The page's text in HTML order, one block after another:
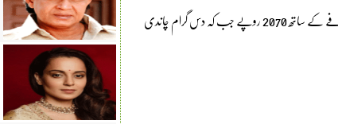
مقامی صرافہ مارکیٹوں میں چاندی کی قیمت میں بھی اضافہ ہوا، اور فی تولہ چاندی 20 روپے کے اضافے کے ساتھ 2070 روپے جب کہ دس گرام چاندی